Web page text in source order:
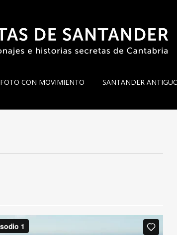
FOTO CON MOVIMIENTO SANTANDER